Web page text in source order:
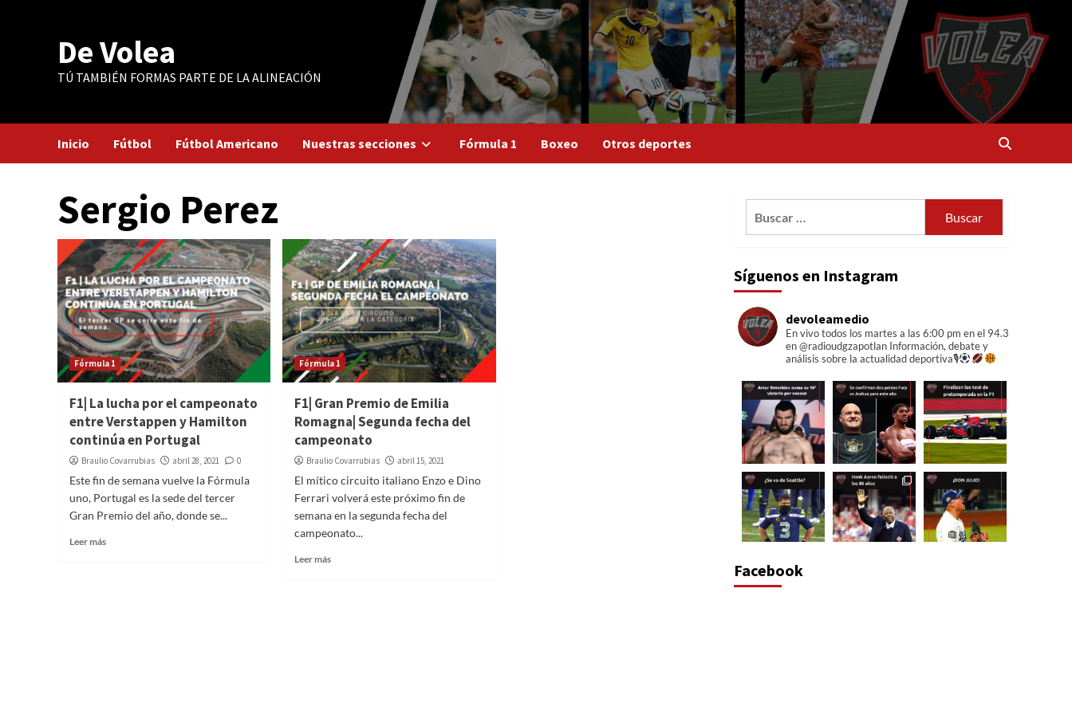
De Volea
TÚ TAMBIÉN FORMAS PARTE DE LA ALINEACIÓN
Inicio Fútbol Fútbol Americano Nuestras secciones Fórmula 1 Boxeo Otros deportes
Sergio Perez
Fórmula 1
F1| La lucha por el campeonato
entre Verstappen y Hamilton
continúa en Portugal
Braulio Covarrubias abril 28, 2021 0
Este fin de semana vuelve la Fórmula
uno, Portugal es la sede del tercer
Gran Premio del año, donde se...
Leer más
Fórmula 1
F1| Gran Premio de Emilia
Romagna| Segunda fecha del
campeonato
Braulio Covarrubias abril 15, 2021
El mítico circuito italiano Enzo e Dino
Ferrari volverá este próximo fin de
semana en la segunda fecha del
campeonato...
Leer más
Síguenos en Instagram
devoleamedio
En vivo todos los martes a las 6:00 pm en el 94.3
en @radioudgzapotlanInformación, debate y
análisis sobre la actualidad deportiva🎙
Facebook